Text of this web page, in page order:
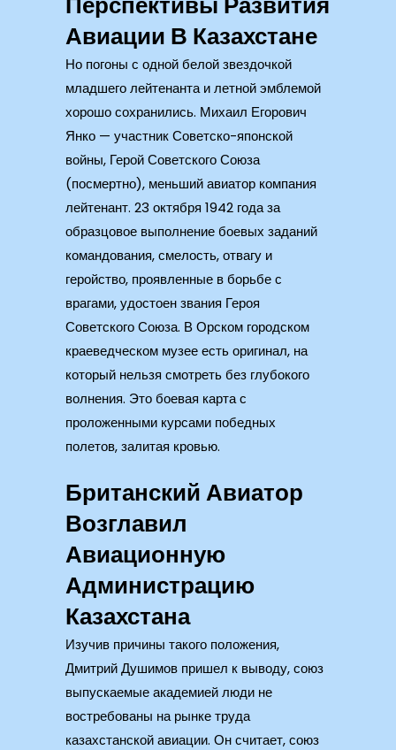
Авиации В Казахстане
Но погоны с одной белой звездочкой
младшего лейтенанта и летной эмблемой
хорошо сохранились. Михаил Егорович
Янко — участник Советско-японской
войны, Герой Советского Союза
(посмертно), меньший авиатор компания
лейтенант. 23 октября 1942 года за
образцовое выполнение боевых заданий
командования, смелость, отвагу и
геройство, проявленные в борьбе с
врагами, удостоен звания Героя
Советского Союза. В Орском городском
краеведческом музее есть оригинал, на
который нельзя смотреть без глубокого
волнения. Это боевая карта с
проложенными курсами победных
полетов, залитая кровью.
Британский Авиатор
Возглавил
Авиационную
Администрацию
Казахстана
Изучив причины такого положения,
Дмитрий Душимов пришел к выводу, союз
выпускаемые академией люди не
востребованы на рынке труда
казахстанской авиации. Он считает, союз